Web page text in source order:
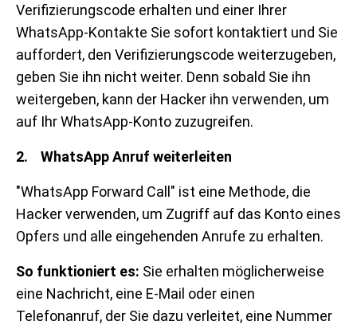
Verifizierungscode erhalten und einer Ihrer
WhatsApp-Kontakte Sie sofort kontaktiert und Sie
auffordert, den Verifizierungscode weiterzugeben,
geben Sie ihn nicht weiter. Denn sobald Sie ihn
weitergeben, kann der Hacker ihn verwenden, um
auf Ihr WhatsApp-Konto zuzugreifen.
2. WhatsApp Anruf weiterleiten
"WhatsApp Forward Call" ist eine Methode, die
Hacker verwenden, um Zugriff auf das Konto eines
Opfers und alle eingehenden Anrufe zu erhalten.
So funktioniert es: Sie erhalten möglicherweise
eine Nachricht, eine E-Mail oder einen
Telefonanruf, der Sie dazu verleitet, eine Nummer